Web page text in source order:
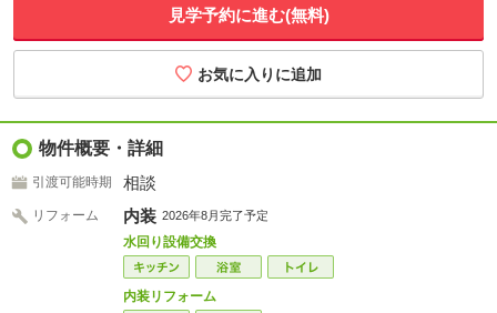
見学予約に進む(無料)
物件概要・詳細
引渡可能時期 相談
リフォーム 内装 2026年8月完了予定
水回り設備交換
内装リフォーム